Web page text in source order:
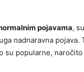
pojavama,
nadnaravna pojava.
popularne, naročito